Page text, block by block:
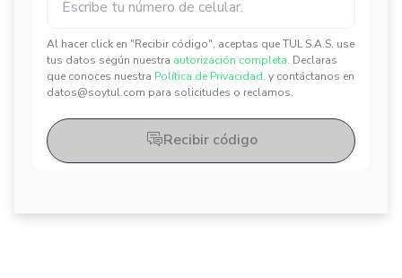
Al hacer click en "Recibir código", aceptas que TUL S.A.S. use
tus datos según nuestra autorización completa. Declaras
que conoces nuestra Política de Privacidad. y contáctanos en
datos@soytul.com para solicitudes o reclamos.
✕
✕
Recibir código